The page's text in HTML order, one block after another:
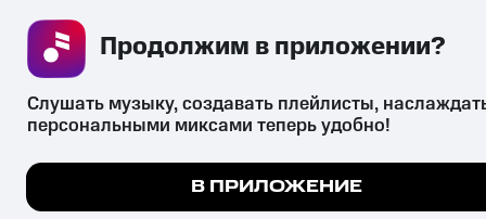
Мы используем куки, чтобы на сайте все работало.
Продолжим в приложении?
Слушать музыку, создавать плейлисты,
персональными миксами теперь удобно!
В ПРИЛОЖЕНИЕ